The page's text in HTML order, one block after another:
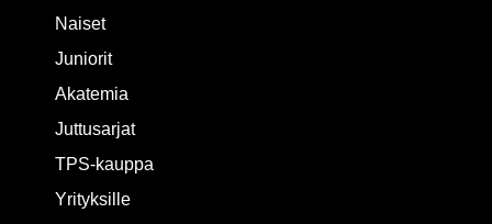
Naiset
Juniorit
Akatemia
Juttusarjat
TPS-kauppa
Yrityksille